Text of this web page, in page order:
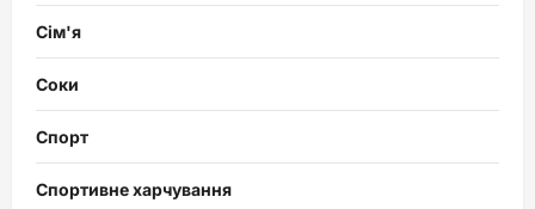
Сім'я
Соки
Спорт
Спортивне харчування